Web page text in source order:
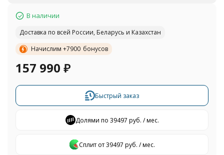
В наличии
Доставка по всей России, Беларусь и Казахстан
Начислим +7900 бонусов
157 990 ₽
Быстрый заказ
Долями по 39497 руб. / мес.
Сплит от 39497 руб. / мес.